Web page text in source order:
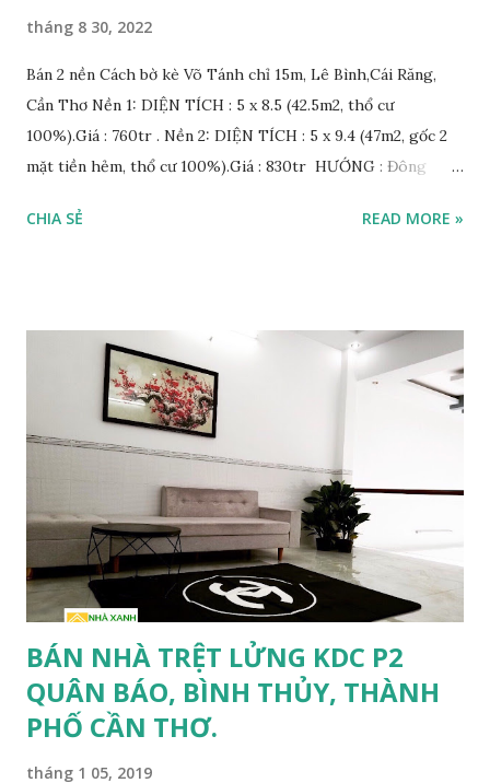
tháng 8 30, 2022
Bán 2 nền Cách bờ kè Võ Tánh chỉ 15m, Lê Bình,Cái Răng,
Cần Thơ Nền 1: DIỆN TÍCH : 5 x 8.5 (42.5m2, thổ cư
100%).Giá : 760tr . Nền 2: DIỆN TÍCH : 5 x 9.4 (47m2, gốc 2
mặt tiền hẻm, thổ cư 100%).Giá : 830tr HƯỚNG : Đông
Bình,Cách chợ nổi Cái Răng 100m, hẻm hiện hữu rộng 2m,
KÝ GỬI MUA - BÁN - CHO THUÊ NHÀ ĐẤT UY TÍN -
CHẤT LƯỢNG - HIỆU QUẢ.
CHIA SẺ READ MORE »
BÁN NHÀ TRỆT LỬNG KDC P2
QUÂN BÁO, BÌNH THỦY, THÀNH
PHỐ CẦN THƠ.
tháng 1 05, 2019